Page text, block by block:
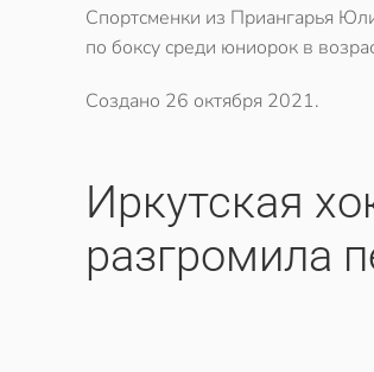
Спортсменки из Приангарья
по боксу среди юниорок в
Создано 26 октября 2021.
​Иркутская
разгромила